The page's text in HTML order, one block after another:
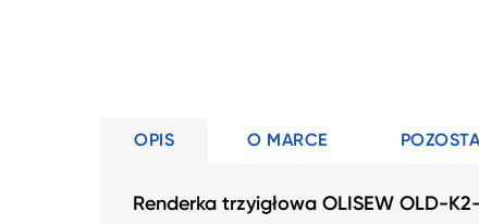
OPIS O MARCE
Renderka trzyigłowa OLISEW OLD-